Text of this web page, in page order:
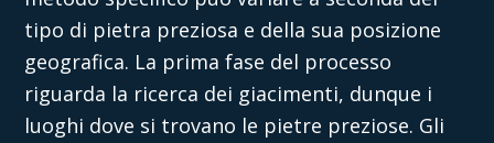
tipo di pietra preziosa e della sua posizione
geografica. La prima fase del processo
riguarda la ricerca dei giacimenti, dunque i
luoghi dove si trovano le pietre preziose. Gli